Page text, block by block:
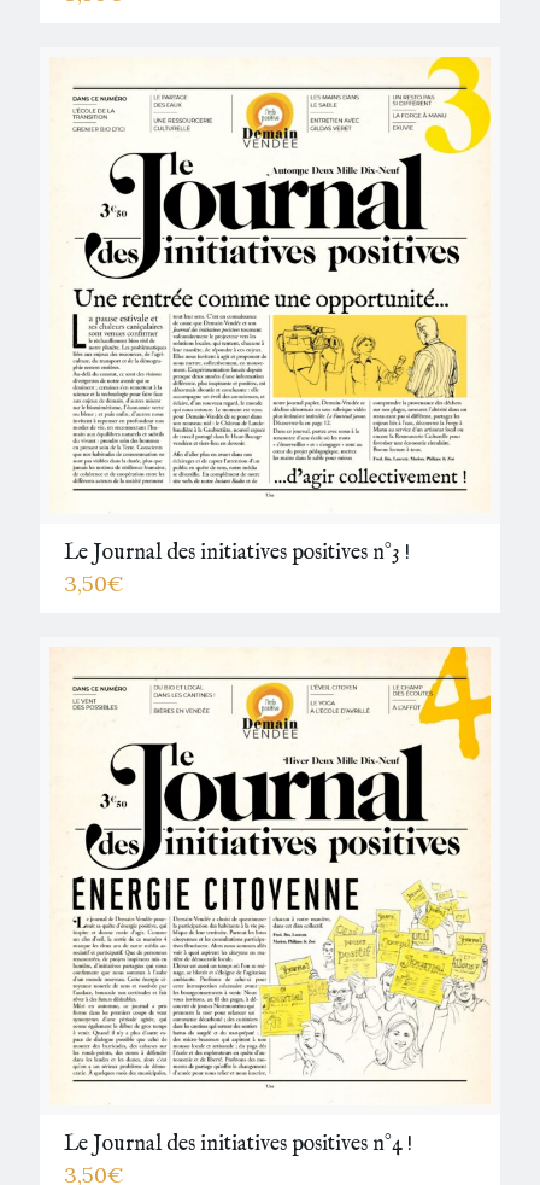
Le Journal des initiatives positives n°3 !
3,50€
Le Journal des initiatives positives n°4 !
3,50€